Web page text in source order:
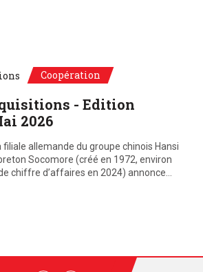
Coopération
- Edition
2026
allemande du groupe chinois Hansi
Socomore (créé en 1972, environ
chiffre d’affaires en 2024) annonce…